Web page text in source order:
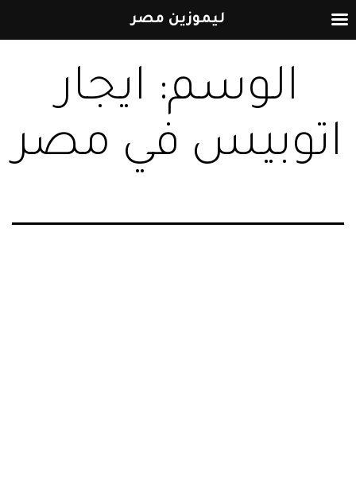
إلى
المحتوىالوسم: ايجار
اتوبيس في مصر
ليموزين مصر